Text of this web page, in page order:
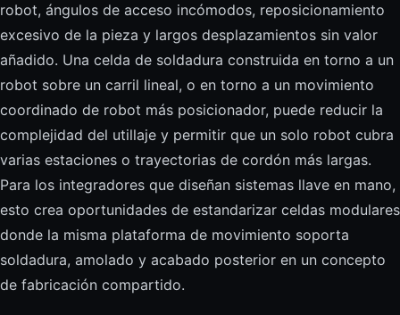
robot, ángulos de acceso incómodos, reposicionamiento
excesivo de la pieza y largos desplazamientos sin valor
añadido. Una celda de soldadura construida en torno a un
robot sobre un carril lineal, o en torno a un movimiento
coordinado de robot más posicionador, puede reducir la
complejidad del utillaje y permitir que un solo robot cubra
varias estaciones o trayectorias de cordón más largas.
Para los integradores que diseñan sistemas llave en mano,
esto crea oportunidades de estandarizar celdas modulares
donde la misma plataforma de movimiento soporta
soldadura, amolado y acabado posterior en un concepto
de fabricación compartido.